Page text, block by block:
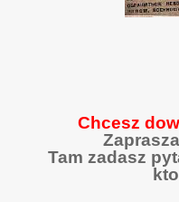
Chcesz
Tam zadasz